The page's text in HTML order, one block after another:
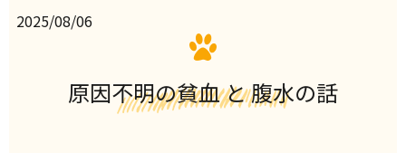
2025/08/06
原因不明の貧血 と 腹水の話